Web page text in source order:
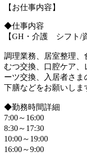
【お仕事内容】
◆仕事内容
【GH・介護 シフト/
調理業務、居室整理
むつ交換、口腔ケア
ーツ交換、入居者さま
下膳などをお願いしま
◆勤務時間詳細
7:00～16:00
8:30～17:30
10:00～19:00
16:00～9:00